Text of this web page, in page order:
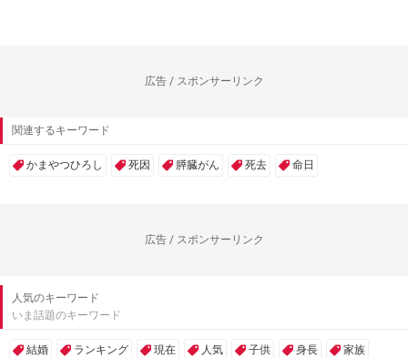
広告 / スポンサーリンク
関連するキーワード
かまやつひろし 死因 膵臓がん 死去 命日
広告 / スポンサーリンク
人気のキーワード
いま話題のキーワード
結婚 ランキング 現在 人気 子供 身長 家族